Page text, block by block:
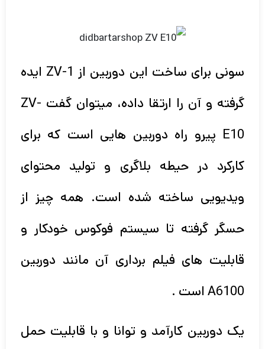
سونی برای ساخت این دوربین از ZV-1 ایده
گرفته و آن را ارتقا داده، میتوان گفت ZV-
E10 پیرو راه دوربین هایی است که برای
کارکرد در حیطه بلاگری و تولید محتوای
ویدیویی ساخته شده است. همه چیز از
حسگر گرفته تا سیستم فوکوس خودکار و
قابلیت های فیلم برداری آن مانند دوربین
A6100 است .
یک دوربین کارآمد و توانا و با قابلیت حمل